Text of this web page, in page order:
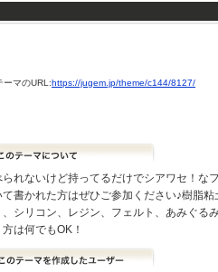
ーマのURL:https://jugem.jp/theme/c144/8127/
られないけど持ってるだけでシアワセ！な
て書かれた方はぜひご参加ください♪樹脂粘
、シリコン、レジン、フェルト、あみぐる
は何でもOK！